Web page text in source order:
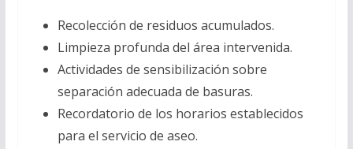
Recolección de residuos acumulados.
Limpieza profunda del área intervenida.
Actividades de sensibilización sobre
separación adecuada de basuras.
Recordatorio de los horarios establecidos
para el servicio de aseo.